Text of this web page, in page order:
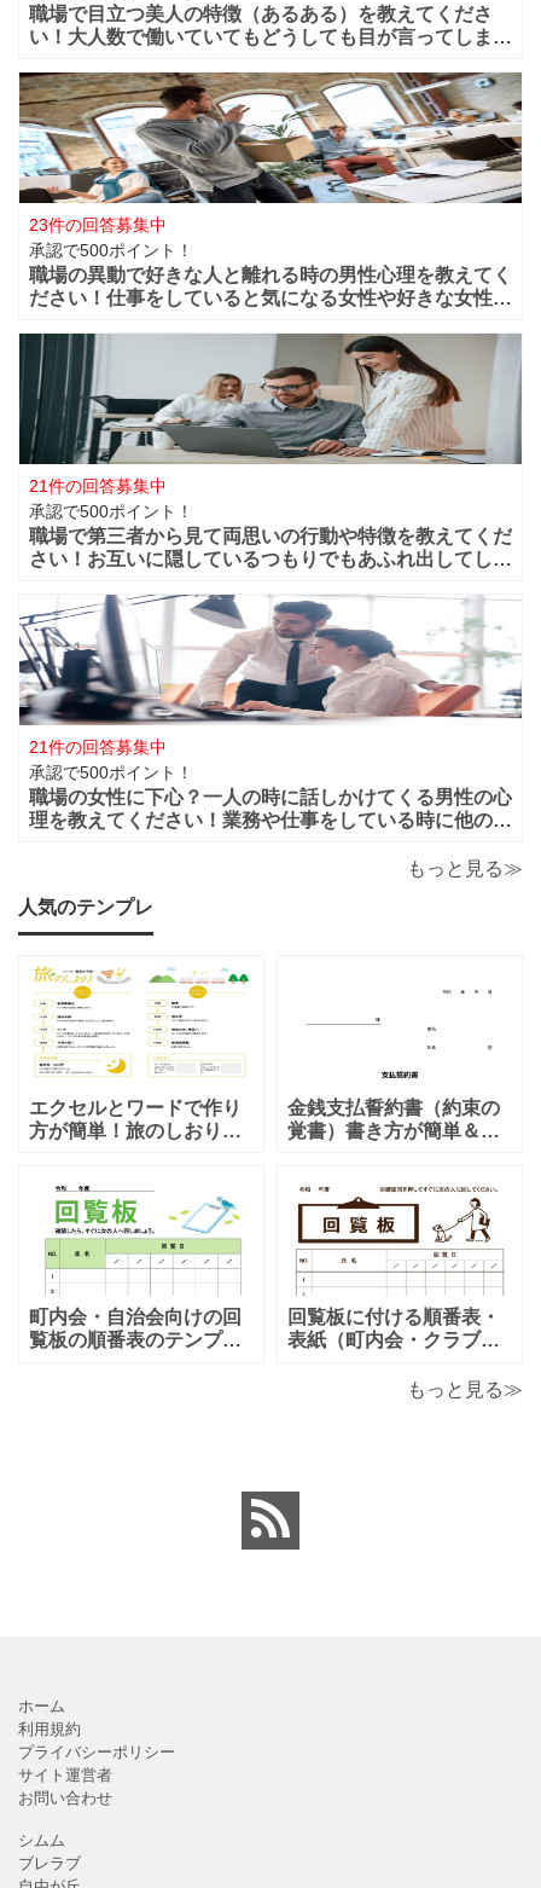
職場で目立つ美人の特徴（あるある）を教えてくださ
い！大人数で働いていてもどうしても目が言ってしまう
ってしまうような美人は職場ではどの様な行動や特徴が
あるのでしょうか？ファッションセンスが良い
23件の回答募集中
承認で500ポイント！
職場の異動で好きな人と離れる時の男性心理を教えてく
ださい！仕事をしていると気になる女性や好きな女性な
仲良く過ごせたけど異動になってしまうと離れてしまい
ます。 男性的には好きな女性がいた場合は
21件の回答募集中
承認で500ポイント！
職場で第三者から見て両思いの行動や特徴を教えてくだ
さい！お互いに隠しているつもりでもあふれ出してしま
僚・上司から見ても、それって両想いじゃない？って行
動などってありますよね？ 第三者から見て
21件の回答募集中
承認で500ポイント！
職場の女性に下心？一人の時に話しかけてくる男性の心
理を教えてください！業務や仕事をしている時に他の人
かけてくるのは下心があるからでしょうか？恋愛的に好
もっと見る≫
人気のテンプレ
エクセルとワードで作り
方が簡単！旅のしおり
おすすめのテンプレート
となります。温泉旅行や
家族旅行など様々な用途
で、楽しく利用出来る旅
のしおりの素材となりま
す。ダウンロード後に簡
単に編集出来るエクセ
金銭支払誓約書（約束の
覚書）書き方が簡単＆項
す。シンプルな項目にな
りますので、利用用途に
より項目や内容を編集し
利用する事が可能です。
シンプルで簡易的な素材
となりますので、金銭支
払誓約書を作成時に用途
町内会・自治会向けの回
覧板の順番表のテンプレ
回覧板に付ける順番表・
表紙（町内会・クラブの
る「Excel・Word・
る「Excel・Word・
PDF」
もっと見る≫
ホーム
利用規約
プライバシーポリシー
サイト運営者
お問い合わせ
シムム
ブレラブ